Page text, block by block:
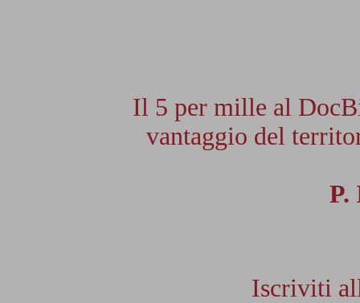
Il 5 per mille al
vantaggio del
P.
Iscriviti